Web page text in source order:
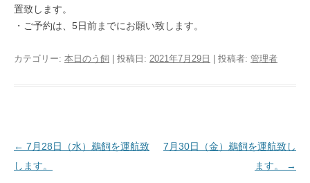
置致します。
・ご予約は、5日前までにお願い致します。
カテゴリー: 本日のう飼 | 投稿日: 2021年7月29日 投稿者: 管理者
投稿ナビゲーション
← 7月28日（水）鵜飼を運航致
します。
7月30日（金）鵜飼を運航致し
ます。
→